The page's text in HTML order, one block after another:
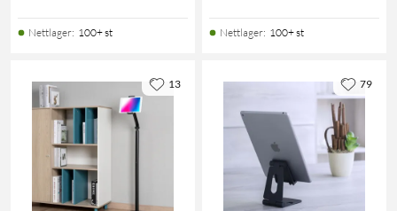
Nettlager: 100+ st Nettlager: 100+ st
13 79